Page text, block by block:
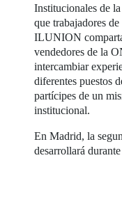
Institucionales de
que trabajadores
ILUNION
vendedores de la
intercambiar
diferentes puestos
partícipes de un
institucional.
En Madrid, la
desarrollará